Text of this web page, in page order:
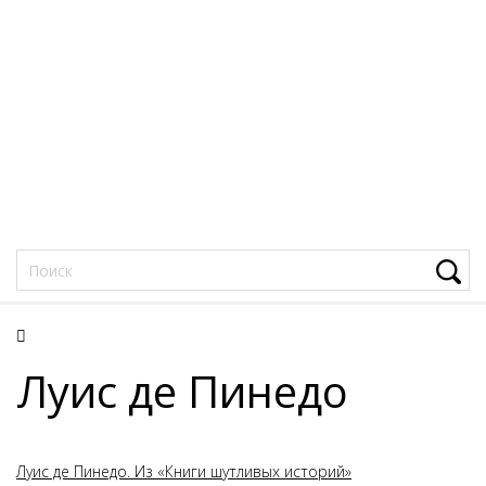
Луис де Пинедо
Луис де Пинедо. Из «Книги шутливых историй»